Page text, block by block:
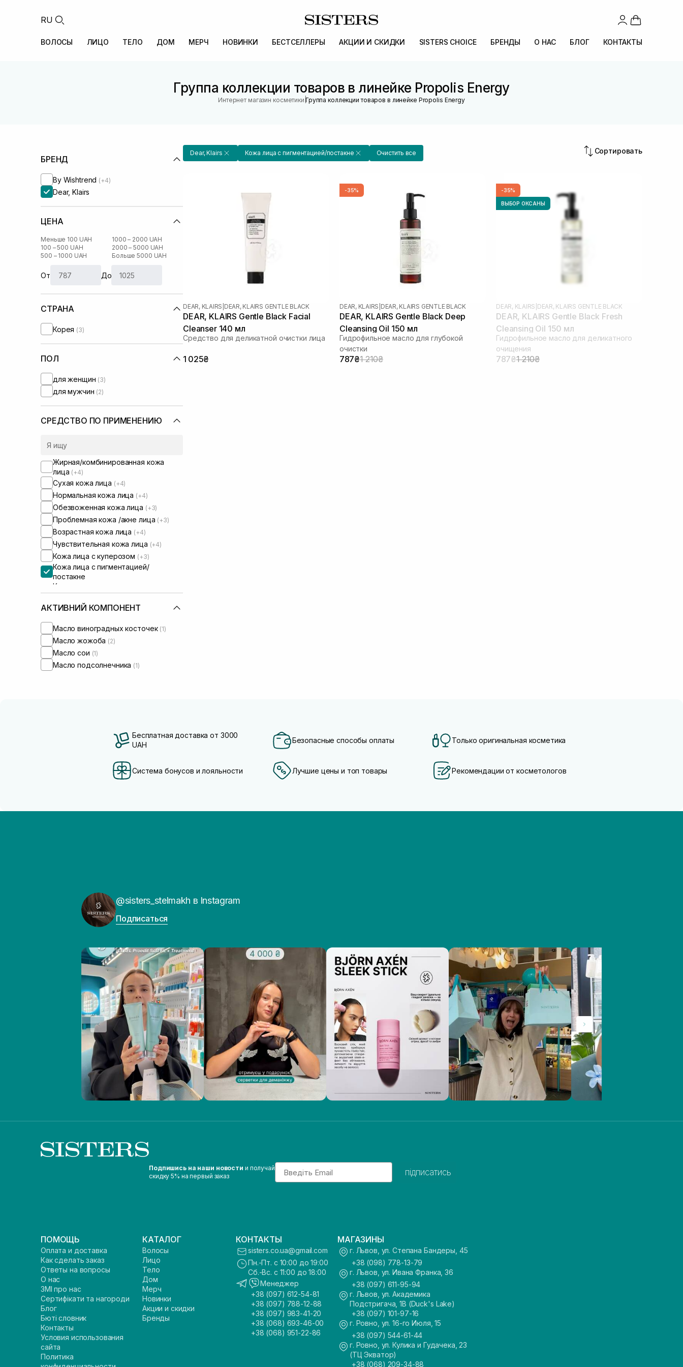
RU
ВОЛОСЫ ЛИЦО ТЕЛО ДОМ МЕРЧ НОВИНКИ БЕСТСЕЛЛЕРЫ АКЦИИ И СКИДКИ SISTERS CHOICE БРЕНДЫ О НАС БЛОГ КОНТАКТЫ
Группа коллекции товаров в линейке Propolis Energy
Интернет магазин косметики |Группа коллекции товаров в линейке Propolis Energy
БРЕНД
By Wishtrend (+4)
Dear, Klairs
ЦЕНА
Меньше 100 UAH
100 – 500 UAH
500 – 1000 UAH
1000 – 2000 UAH
2000 – 5000 UAH
Больше 5000 UAH
От До
СТРАНА
Корея (3)
ПОЛ
для женщин (3)
для мужчин (2)
СРЕДСТВО ПО ПРИМЕНЕНИЮ
Жирная/комбинированная кожа
лица (+4)
Сухая кожа лица (+4)
Нормальная кожа лица (+4)
Обезвоженная кожа лица (+3)
Проблемная кожа /акне лица (+3)
Возрастная кожа лица (+4)
Чувствительная кожа лица (+4)
Кожа лица с куперозом (+3)
Кожа лица с пигментацией/
постакне
Кожа лица с расширенными порами
Кожа лица с нарушенным
Кожа лица с нарушенным
микробиомом
АКТИВНИЙ КОМПОНЕНТ
Масло виноградных косточек (1)
Масло жожоба (2)
Масло сои (1)
Масло подсолнечника (1)
Dear, Klairs Кожа лица с пигментацией/постакне Очистить все Сортировать
DEAR, KLAIRS DEAR, KLAIRS GENTLE BLACK
DEAR, KLAIRS Gentle Black Facial
Cleanser 140 мл
Средство для деликатной очистки лица
1 025₴
-35%
DEAR, KLAIRS DEAR, KLAIRS GENTLE BLACK
DEAR, KLAIRS Gentle Black Deep
Cleansing Oil 150 мл
Гидрофильное масло для глубокой
очистки
787₴1 210₴
-35%
ВЫБОР ОКСАНЫ
DEAR, KLAIRS DEAR, KLAIRS GENTLE BLACK
DEAR, KLAIRS Gentle Black Fresh
Cleansing Oil 150 мл
Гидрофильное масло для деликатного
очищения
787₴1 210₴
Бесплатная доставка от 3000
UAH
Безопасные способы оплаты Только оригинальная косметика
Система бонусов и лояльности Лучшие цены и топ товары Рекомендации от косметологов
@sisters_stelmakh в Instagram
Подписаться
Подпишись на наши новости и получай
скидку 5% на первый заказ
Email
підписатись
ПОМОЩЬ
Оплата и доставка
Как сделать заказ
Ответы на вопросы
О нас
ЗМІ про нас
Сертифікати та нагороди
Блог
Бюті словник
Контакты
Условия использования
сайта
Политика
КАТАЛОГ
Волосы
Лицо
Тело
Дом
Мерч
Новинки
Акции и скидки
Бренды
КОНТАКТЫ
sisters.co.ua@gmail.com
Пн.-Пт. с 10:00 до 19:00
Сб.-Вс. с 11:00 до 18:00
Менеджер
+38 (097) 612-54-81
+38 (097) 788-12-88
+38 (097) 983-41-20
+38 (068) 693-46-00
+38 (068) 951-22-86
МАГАЗИНЫ
г. Львов, ул. Степана Бандеры, 45
+38 (098) 778-13-79
г. Львов, ул. Ивана Франка, 36
+38 (097) 611-95-94
г. Львов, ул. Академика
Подстригача, 1В (Duck's Lake)
+38 (097) 101-97-16
г. Ровно, ул. 16-го Июля, 15
+38 (097) 544-61-44
г. Ровно, ул. Кулика и Гудачека, 23
(ТЦ Экватор)
+38 (068) 209-34-88